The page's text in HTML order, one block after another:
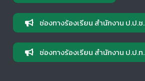
ช่องทางร้องเรียน สำนักงาน ป.ป.ช.
ช่องทางร้องเรียน สำนักงาน ป.ป.ท.